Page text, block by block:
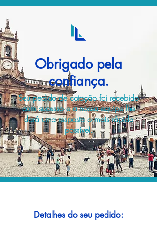
Obrigado pela
confiança.
Seu pedido de cotação foi recebido
com sucesso e a nossa equipe lhe
dará uma resposta o mais rápido
possível.
Detalhes do seu pedido: